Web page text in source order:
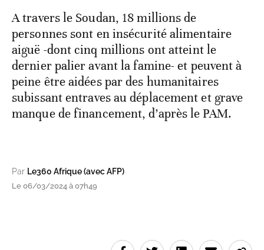
A travers le Soudan, 18 millions de
personnes sont en insécurité alimentaire
aiguë -dont cinq millions ont atteint le
dernier palier avant la famine- et peuvent à
peine être aidées par des humanitaires
subissant entraves au déplacement et grave
manque de financement, d’après le PAM.
Par Le360 Afrique (avec AFP)
Le 06/03/2024 à 07h49